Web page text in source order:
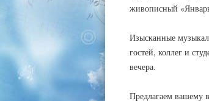
живописный
Изысканные
гостей, коллег и
вечера.
Предлагаем